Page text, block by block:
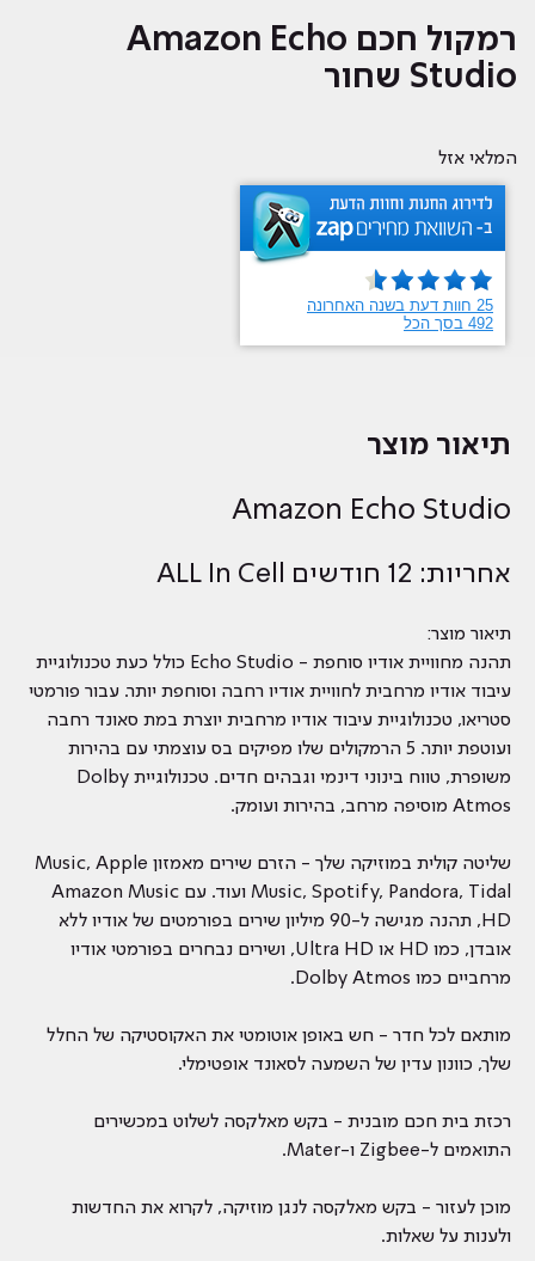
רמקול חכם Amazon Echo
Studio שחור
המלאי אזל
תיאור מוצר
Amazon Echo Studio
אחריות: 12 חודשים ALL In Cell
תיאור מוצר:
תהנה מחוויית אודיו סוחפת - Echo Studio כולל כעת טכנולוגיית
עיבוד אודיו מרחבית לחוויית אודיו רחבה וסוחפת יותר. עבור פורמטי
סטריאו, טכנולוגיית עיבוד אודיו מרחבית יוצרת במת סאונד רחבה
ועוטפת יותר. 5 הרמקולים שלו מפיקים בס עוצמתי עם בהירות
משופרת, טווח בינוני דינמי וגבהים חדים. טכנולוגיית Dolby
Atmos מוסיפה מרחב, בהירות ועומק.
שליטה קולית במוזיקה שלך - הזרם שירים מאמזון Music, Apple
Music, Spotify, Pandora, Tidal ועוד. עם Amazon Music
HD, תהנה מגישה ל-90 מיליון שירים בפורמטים של אודיו ללא
אובדן, כמו HD או Ultra HD, ושירים נבחרים בפורמטי אודיו
מרחביים כמו Dolby Atmos.
מותאם לכל חדר - חש באופן אוטומטי את האקוסטיקה של החלל
שלך, כוונון עדין של השמעה לסאונד אופטימלי.
רכזת בית חכם מובנית - בקש מאלקסה לשלוט במכשירים
התואמים ל-Zigbee ו-Mater.
מוכן לעזור - בקש מאלקסה לנגן מוזיקה, לקרוא את החדשות
ולענות על שאלות.